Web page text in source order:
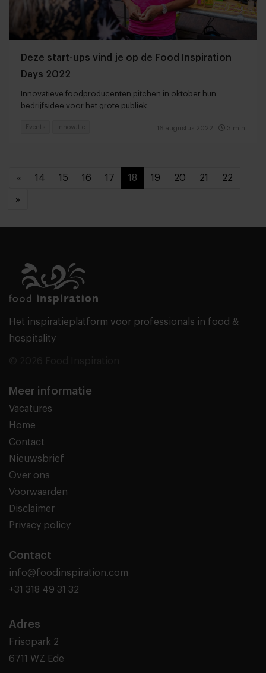
Deze start-ups vind je op de Food Inspiration
Days 2022
Innovatieve foodproducenten pitchen in oktober hun
bedrijfsidee voor het grote publiek
16 augustus 2022 3 min
Events Innovatie
« 14 15 16 17 18 19 20 21 22
»
Het inspiratieplatform voor professionals in food &
hospitality
Meer informatie
Vacatures
Home
Contact
Nieuwsbrief
Over ons
Voorwaarden
Disclaimer
Privacy policy
Contact
info@foodinspiration.com
+31 318 49 31 32
Adres
Frisopark 2
6711 WZ Ede